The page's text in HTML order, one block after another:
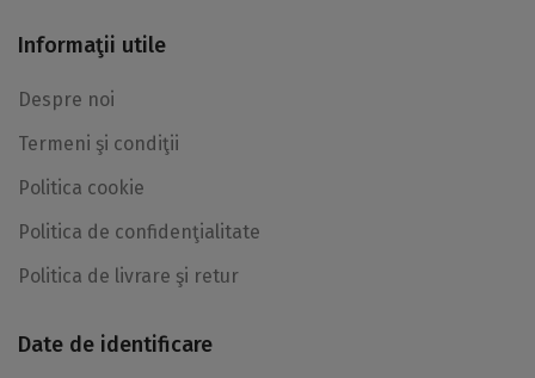
Informaţii utile
Despre noi
Termeni şi condiţii
Politica cookie
Politica de confidenţialitate
Politica de livrare şi retur
Date de identificare